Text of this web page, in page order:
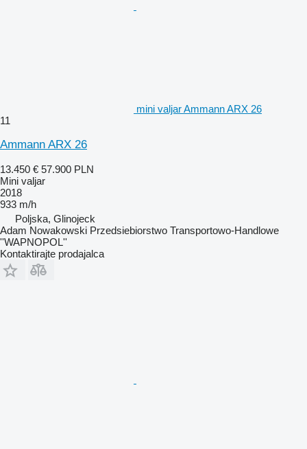
mini valjar Ammann ARX 26
11
Ammann ARX 26
13.450 € 57.900 PLN
Mini valjar
2018
933 m/h
Poljska, Glinojeck
Adam Nowakowski Przedsiebiorstwo Transportowo-Handlowe
''WAPNOPOL''
Kontaktirajte prodajalca